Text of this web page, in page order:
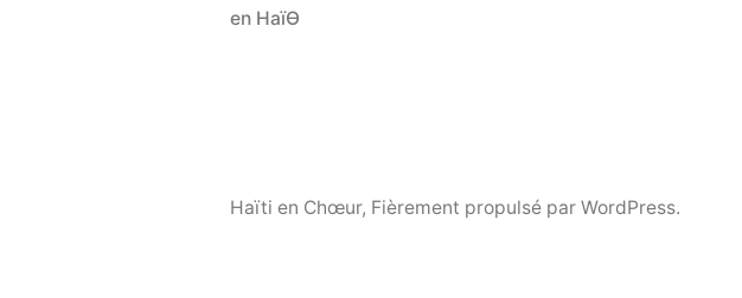
en HaïƟ
Haïti en Chœur, Fièrement propulsé par WordPress.